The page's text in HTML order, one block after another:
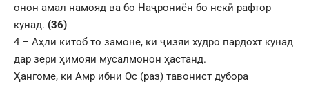
онон амал намояд ва бо Наҷрониён бо некӣ рафтор
кунад. (36)
4 – Аҳли китоб то замоне, ки ҷизяи худро пардохт кунад
дар зери ҳимояи мусалмонон ҳастанд.
Ҳангоме, ки Амр ибни Ос (раз) тавонист дубора